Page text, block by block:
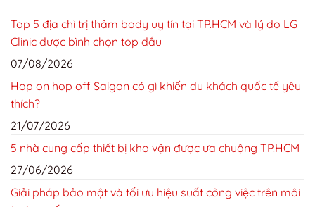
Top 5 địa chỉ trị thâm body uy tín tại TP.HCM và lý do LG
Clinic được bình chọn top đầu
07/08/2026
Hop on hop off Saigon có gì khiến du khách quốc tế yêu
thích?
21/07/2026
5 nhà cung cấp thiết bị kho vận được ưa chuộng TP.HCM
27/06/2026
Giải pháp bảo mật và tối ưu hiệu suất công việc trên môi